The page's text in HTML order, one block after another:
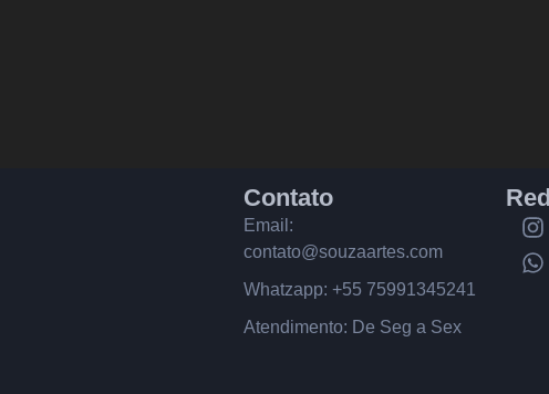
Contato
Email:
contato@souzaartes.com
Whatzapp: +55 75991345241
Atendimento: De Seg a Sex